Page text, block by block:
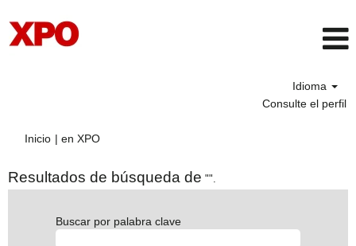
Idioma
Consulte el perfil
Inicio | en XPO(página
Resultados de búsqueda de "".
Buscar por palabra clave